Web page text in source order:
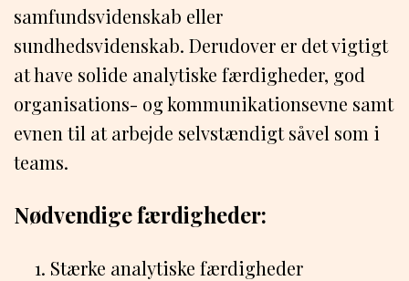
samfundsvidenskab eller
sundhedsvidenskab. Derudover er det vigtigt
at have solide analytiske færdigheder, god
organisations- og kommunikationsevne samt
evnen til at arbejde selvstændigt såvel som i
teams.
Nødvendige færdigheder:
Stærke analytiske færdigheder